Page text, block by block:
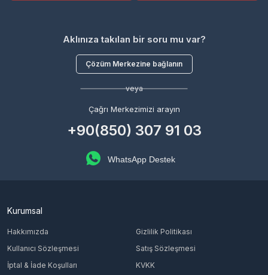
Aklınıza takılan bir soru mu var?
Çözüm Merkezine bağlanın
veya
Çağrı Merkezimizi arayın
+90(850) 307 91 03
WhatsApp Destek
Kurumsal
Hakkımızda
Gizlilik Politikası
Kullanıcı Sözleşmesi
Satış Sözleşmesi
İptal & İade Koşulları
KVKK